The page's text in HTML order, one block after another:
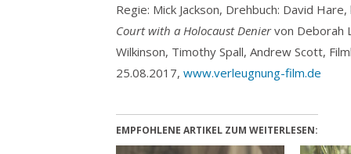
Regie: Mick Jackson, Drehbuch: David
Court with a Holocaust Deniervon Deborah
Wilkinson, Timothy Spall, Andrew Scott,
25.08.2017, www.verleugnung-film.de
EMPFOHLENE ARTIKEL ZUM WEITERLESEN: